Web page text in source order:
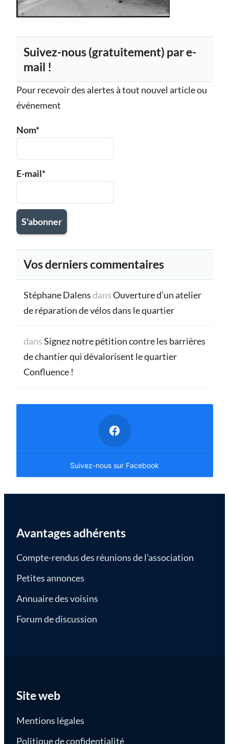
Suivez-nous (gratuitement) par e-
mail !
Pour recevoir des alertes à tout nouvel article ou
événement
Nom*
E-mail*
Vos derniers commentaires
Stéphane DalensdansOuverture d’un atelier
de réparation de vélos dans le quartier
dansSignez notre pétition contre les barrières
de chantier qui dévalorisent le quartier
Confluence !
Suivez-nous sur Facebook
Avantages adhérents
Compte-rendus des réunions de l’association
Petites annonces
Annuaire des voisins
Forum de discussion
Site web
Mentions légales
Politique de confidentialité